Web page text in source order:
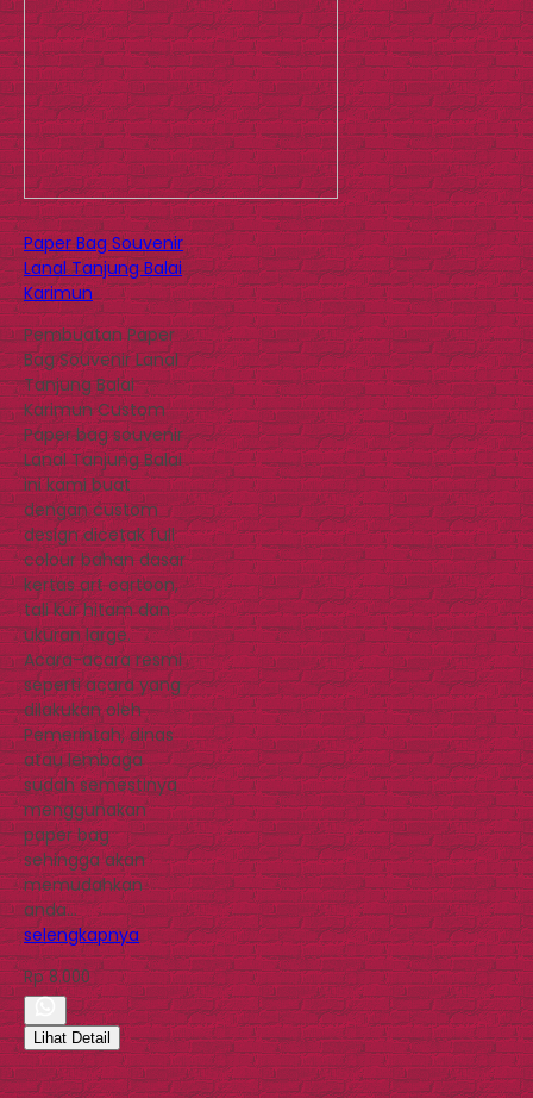
Paper Bag Souvenir
Lanal Tanjung Balai
Karimun
Pembuatan Paper
Bag Souvenir Lanal
Tanjung Balai
Karimun Custom
Paper bag souvenir
Lanal Tanjung Balai
ini kami buat
dengan custom
design dicetak full
colour bahan dasar
kertas art cartoon,
tali kur hitam dan
ukuran large.
Acara-acara resmi
seperti acara yang
dilakukan oleh
Pemerintah, dinas
atau lembaga
sudah semestinya
menggunakan
paper bag
sehingga akan
memudahkan
anda…
selengkapnya
Rp 8.000
Lihat Detail